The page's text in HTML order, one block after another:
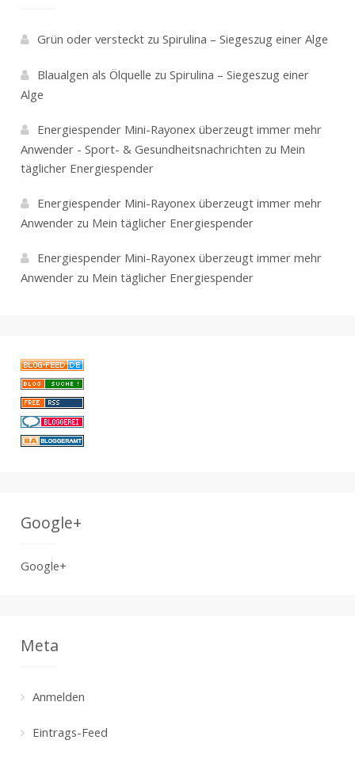
Grün oder verstecktzu Spirulina – Siegeszug einer Alge
Blaualgen als Ölquelle zu Spirulina – Siegeszug einer
Alge
Energiespender Mini-Rayonex überzeugt immer mehr
Anwender - Sport- & Gesundheitsnachrichten zu Mein
täglicher Energiespender
Energiespender Mini-Rayonex überzeugt immer mehr
Anwenderzu Mein täglicher Energiespender
Energiespender Mini-Rayonex überzeugt immer mehr
Anwenderzu Mein täglicher Energiespender
Google+
Google+
Meta
Anmelden
Eintrags-Feed